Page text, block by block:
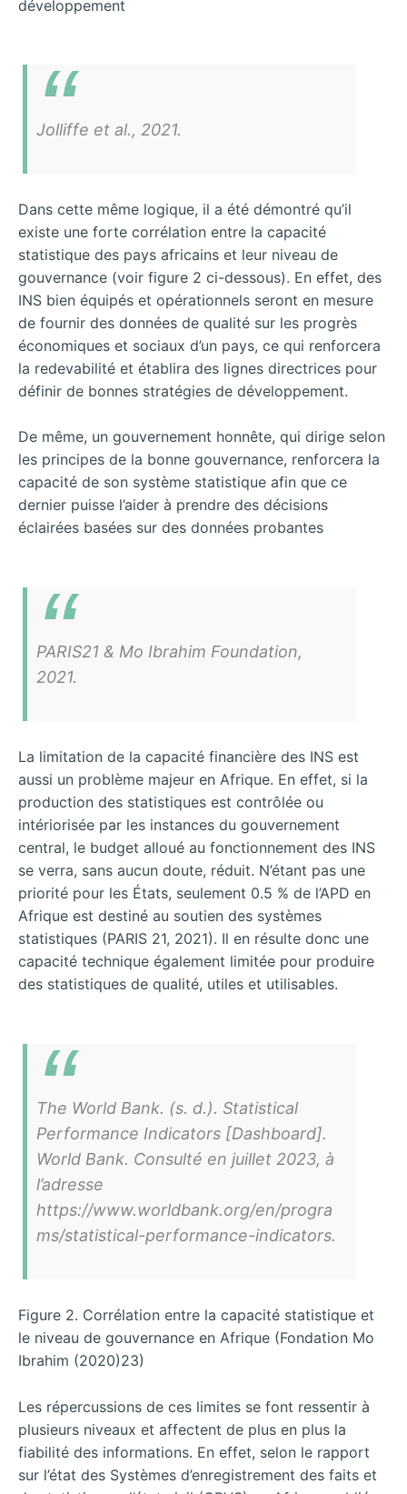
développement
Jolliffe et al., 2021.
Dans cette même logique, il a été démontré qu’il
existe une forte corrélation entre la capacité
statistique des pays africains et leur niveau de
gouvernance (voir figure 2 ci-dessous). En effet, des
INS bien équipés et opérationnels seront en mesure
de fournir des données de qualité sur les progrès
économiques et sociaux d’un pays, ce qui renforcera
la redevabilité et établira des lignes directrices pour
définir de bonnes stratégies de développement.
De même, un gouvernement honnête, qui dirige selon
les principes de la bonne gouvernance, renforcera la
capacité de son système statistique afin que ce
dernier puisse l’aider à prendre des décisions
éclairées basées sur des données probantes
PARIS21 & Mo Ibrahim Foundation,
2021.
La limitation de la capacité financière des INS est
aussi un problème majeur en Afrique. En effet, si la
production des statistiques est contrôlée ou
intériorisée par les instances du gouvernement
central, le budget alloué au fonctionnement des INS
se verra, sans aucun doute, réduit. N’étant pas une
priorité pour les États, seulement 0.5 % de l’APD en
Afrique est destiné au soutien des systèmes
statistiques (PARIS 21, 2021). Il en résulte donc une
capacité technique également limitée pour produire
des statistiques de qualité, utiles et utilisables.
The World Bank. (s. d.). Statistical
Performance Indicators [Dashboard].
World Bank. Consulté en juillet 2023, à
l’adresse
https://www.worldbank.org/en/progra
ms/statistical-performance-indicators.
Figure 2. Corrélation entre la capacité statistique et
le niveau de gouvernance en Afrique (Fondation Mo
Ibrahim (2020)23)
Les répercussions de ces limites se font ressentir à
plusieurs niveaux et affectent de plus en plus la
fiabilité des informations. En effet, selon le rapport
sur l’état des Systèmes d’enregistrement des faits et